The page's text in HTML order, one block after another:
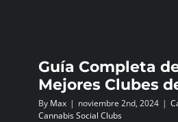
Guía Completa
Mejores Clubes
By Max | noviembre 2nd, 2024 |
Cannabis Social Clubs